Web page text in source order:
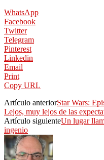
WhatsApp
Facebook
Twitter
Telegram
Pinterest
Linkedin
Email
Print
Copy URL
Artículo anteriorStar Wars:
Lejos, muy lejos de las
Artículo siguienteUn lugar
ingenio